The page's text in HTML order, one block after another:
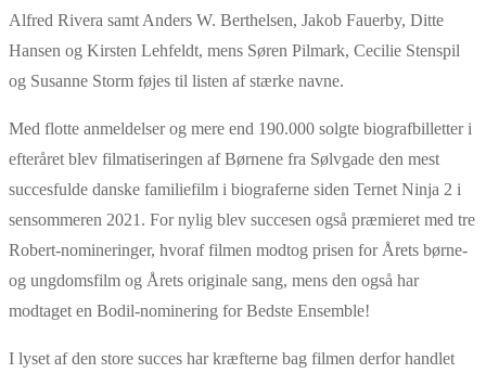
Alfred Rivera samt Anders W. Berthelsen, Jakob Fauerby, Ditte
Hansen og Kirsten Lehfeldt, mens Søren Pilmark, Cecilie Stenspil
og Susanne Storm føjes til listen af stærke navne.
Med flotte anmeldelser og mere end 190.000 solgte biografbilletter i
efteråret blev filmatiseringen af Børnene fra Sølvgade den mest
succesfulde danske familiefilm i biograferne siden Ternet Ninja 2 i
sensommeren 2021. For nylig blev succesen også præmieret med tre
Robert-nomineringer, hvoraf filmen modtog prisen for Årets børne-
og ungdomsfilm og Årets originale sang, mens den også har
modtaget en Bodil-nominering for Bedste Ensemble!
I lyset af den store succes har kræfterne bag filmen derfor handlet